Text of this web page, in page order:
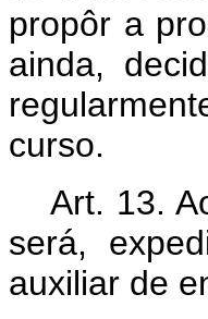
propôr a
ainda,
curso.
Art. 13.
será,
auxiliar de